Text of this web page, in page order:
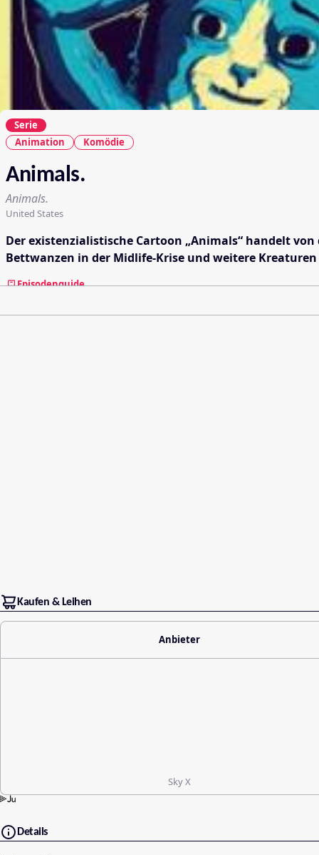
Serie
Animation
Komödie
Animals.
Animals.
United States
Der existenzialistische Cartoon „Animals“ handelt
Bettwanzen in der Midlife-Krise und weitere
Episodenguide
Kaufen & Leihen
Anbieter
Sky X
Details